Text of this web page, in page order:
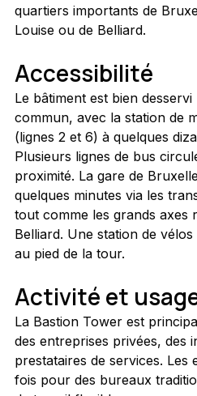
quartiers importants de
Louise ou de Belliard.
Accessibilité
Le bâtiment est bien
commun, avec la station de
(lignes 2 et 6) à quelques
Plusieurs lignes de bus
proximité. La gare de
quelques minutes via les
tout comme les grands axes
Belliard. Une station de
au pied de la tour.
Activité et
La Bastion Tower est
des entreprises privées, des
prestataires de services. Les
fois pour des bureaux